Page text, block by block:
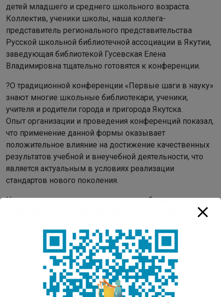
детей младшего и среднего школьного возраста.
Коллектив, ученики школы, наша коллега-
представитель регионального представительства
Русской школьной библиотечной ассоциации в Якутии,
заведующая библиотекой Гусевская Елена
Владимировна тщательно готовятся к конференции.
?О традиционной конференции «Первые шаги в науку»
знают многие школьные библиотекари, ученики,
учителя и родители города и пригорода Якутска.
Опыт организации и проведения конференций показал,
что применение данной формы оказывает
положительное влияние на достижение качественных
результатов учебной и внеучебной деятельности, что
является актуальным в условиях реализации
стандартов нового поколения.
На рассмотрения экспертному совету были
естественных, технических и социально-гуманитарных
Победители по направлению секции
?«Естественные науки»:
?1 место – Я. Полина ученица 4 класса МОБУ «ГКГ»;
?2 место – Г. Артем ученик 4 класса МОБУ «СОШ №21»;